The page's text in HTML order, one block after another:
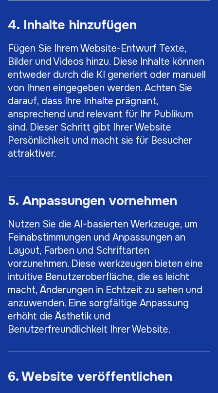
4. Inhalte hinzufügen
Fügen Sie Ihrem Website-Entwurf Texte,
Bilder und Videos hinzu. Diese Inhalte können
entweder durch die KI generiert oder manuell
von Ihnen eingegeben werden. Achten Sie
darauf, dass Ihre Inhalte prägnant,
ansprechend und relevant für Ihr Publikum
sind. Dieser Schritt gibt Ihrer Website
Persönlichkeit und macht sie für Besucher
attraktiver.
5. Anpassungen vornehmen
Nutzen Sie die AI-basierten Werkzeuge, um
Feinabstimmungen und Anpassungen an
Layout, Farben und Schriftarten
vorzunehmen. Diese werkzeugen bieten eine
intuitive Benutzeroberfläche, die es leicht
macht, Änderungen in Echtzeit zu sehen und
anzuwenden. Eine sorgfältige Anpassung
erhöht die Ästhetik und
Benutzerfreundlichkeit Ihrer Website.
6. Website veröffentlichen